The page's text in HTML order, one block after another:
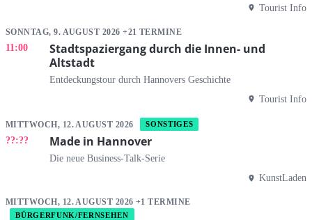
Tourist Info
SONNTAG, 9. AUGUST 2026 +21 TERMINE
11:00
Stadtspaziergang durch die Innen- und
Altstadt
Entdeckungstour durch Hannovers Geschichte
Tourist Info
MITTWOCH, 12. AUGUST 2026 SONSTIGES
??:?? Made in Hannover
Die neue Business-Talk-Serie
KunstLaden
MITTWOCH, 12. AUGUST 2026 +1 TERMINE
BÜRGERFUNK/FERNSEHEN